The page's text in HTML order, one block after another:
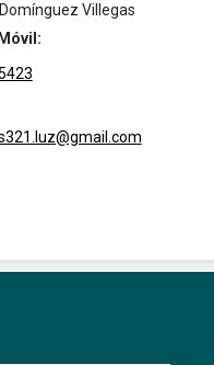
Villegas